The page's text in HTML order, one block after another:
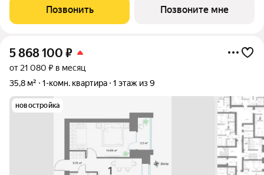
2% 3. «Большой семье большая скидка» от 1% до 3% По
каждому виду скидок требуются
Позвонить Позвоните мне
5 868 100 ₽
от 21 080 ₽ в месяц
35,8 м²
1-комн. квартира 1 этаж из 9
новостройка